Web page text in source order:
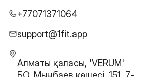
+77071371064
support@1fit.app
Алматы қаласы, 'VERUM'